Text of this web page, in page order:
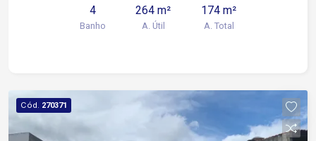
área dos fundos; Quintal espaçoso,
proporcionando ainda mais possibilidades de
fluxo de pessoas e excelente infraestrutura para
comércio e serviços. Ideal para lojas, escritórios,
clínicas, distribuidoras, depósitos, prestadores
4
Banho
264 m²
A. Útil
174 m²
A. Total
Cód. 270371